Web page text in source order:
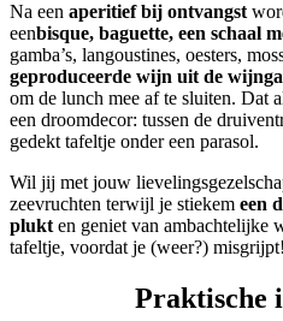
Na een aperitief bij ontvangst
eenbisque, baguette, een schaal
gamba’s, langoustines, oesters,
geproduceerde wijn uit de
om de lunch mee af te sluiten. Dat
een droomdecor: tussen de
gedekt tafeltje onder een parasol.
Wil jij met jouw
zeevruchten terwijl je stiekem een
plukt en geniet van ambachtelijke
tafeltje, voordat je (weer?) misgrijpt!
Praktische